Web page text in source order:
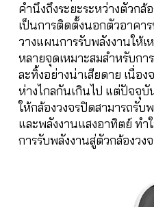
คำนึงถึงระยะระหว่างตัวกล้
เป็นการติดตั้งนอกตัวอาคา
วางแผนการรับพลังงานให้เ
หลายจุดเหมาะสมสำหรับกา
ละทิ้งอย่างน่าเสียดาย เนื่อ
ห่างไกลกันเกินไป แต่ปัจจุ
ให้กล้องวงจรปิดสามารถรับ
และพลังงานแสงอาทิตย์ ทำ
การรับพลังงานสู่ตัวกล้องวง